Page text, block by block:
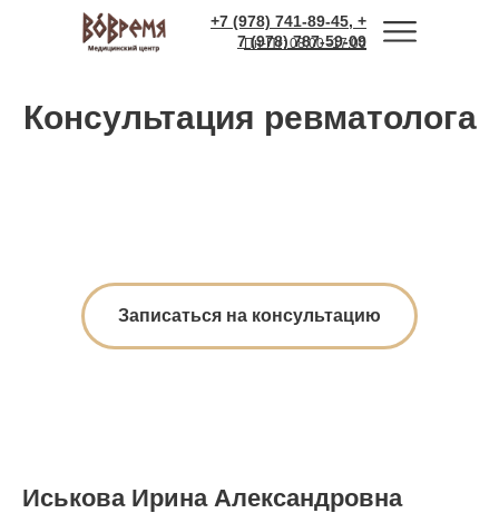
+7 (978) 741-89-45, +
7 (978) 787-59-09
Пн-Пт: 08:00 -17:00
Консультация ревматолога
Записаться на консультацию
Иськова Ирина Александровна